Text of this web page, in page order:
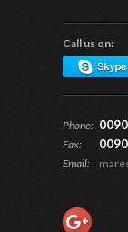
Call us on:
Phone:
Fax:
Email: